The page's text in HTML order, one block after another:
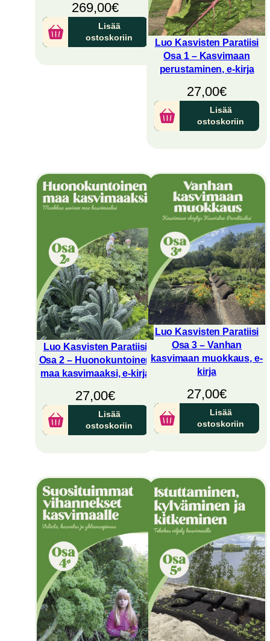
269,00€
Lisää
ostoskoriin
Luo Kasvisten Paratiisi
Osa 1 – Kasvimaan
perustaminen, e-kirja
27,00€
Lisää
ostoskoriin
Luo Kasvisten Paratiisi
Osa 2 – Huonokuntoinen
maa kasvimaaksi, e-kirja
27,00€
Lisää
ostoskoriin
Luo Kasvisten Paratiisi
Osa 3 – Vanhan
kasvimaan muokkaus, e-
kirja
27,00€
Lisää
ostoskoriin